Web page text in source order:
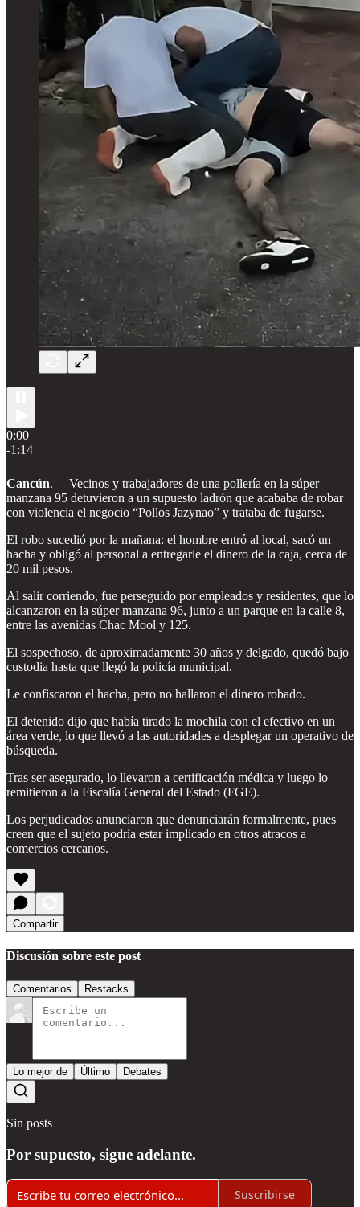
0:00
-1:14
Cancún.— Vecinos y trabajadores de una pollería en la súper
manzana 95 detuvieron a un supuesto ladrón que acababa de robar
con violencia el negocio “Pollos Jazynao” y trataba de fugarse.
El robo sucedió por la mañana: el hombre entró al local, sacó un
hacha y obligó al personal a entregarle el dinero de la caja, cerca de
20 mil pesos.
Al salir corriendo, fue perseguido por empleados y residentes, que lo
alcanzaron en la súper manzana 96, junto a un parque en la calle 8,
entre las avenidas Chac Mool y 125.
El sospechoso, de aproximadamente 30 años y delgado, quedó bajo
custodia hasta que llegó la policía municipal.
Le confiscaron el hacha, pero no hallaron el dinero robado.
El detenido dijo que había tirado la mochila con el efectivo en un
área verde, lo que llevó a las autoridades a desplegar un operativo de
búsqueda.
Tras ser asegurado, lo llevaron a certificación médica y luego lo
remitieron a la Fiscalía General del Estado (FGE).
Los perjudicados anunciaron que denunciarán formalmente, pues
creen que el sujeto podría estar implicado en otros atracos a
comercios cercanos.
Compartir
Discusión sobre este post
Comentarios Restacks
Lo mejor de Último Debates
Sin posts
Por supuesto, sigue adelante.
Suscribirse